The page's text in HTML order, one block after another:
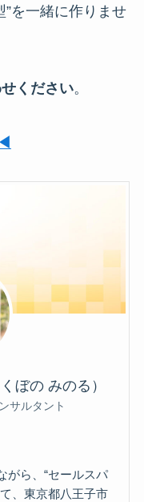
”を一緒に作りませ
ください。
ぼの みのる）
サルタント
がら、“セールスパ
、東京都八王子市